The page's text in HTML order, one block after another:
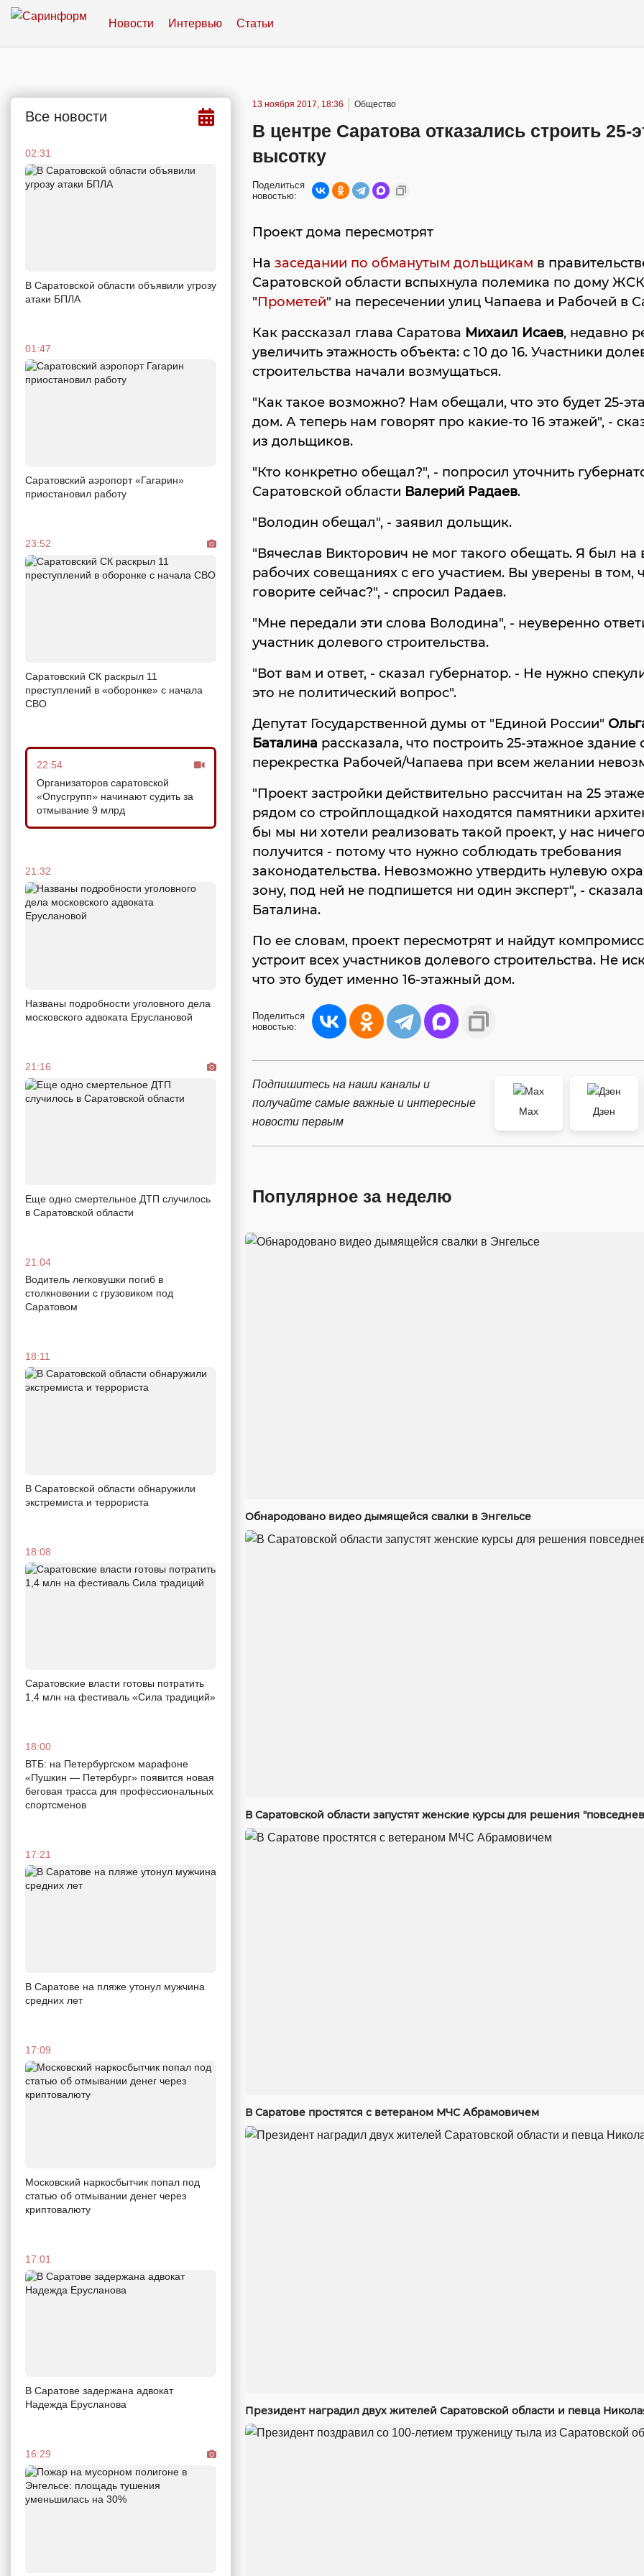
Новости Интервью Статьи
Все новости
02:31
В Саратовской области объявили угрозу
атаки БПЛА
01:47
Саратовский аэропорт «Гагарин»
приостановил работу
23:52
Саратовский СК раскрыл 11
преступлений в «оборонке» с начала
СВО
22:54
Организаторов саратовской
«Опусгрупп» начинают судить за
отмывание 9 млрд
21:32
Названы подробности уголовного дела
московского адвоката Еруслановой
21:16
Еще одно смертельное ДТП случилось
в Саратовской области
21:04
Водитель легковушки погиб в
столкновении с грузовиком под
Саратовом
18:11
В Саратовской области обнаружили
экстремиста и террориста
18:08
Саратовские власти готовы потратить
1,4 млн на фестиваль «Сила традиций»
18:00
ВТБ: на Петербургском марафоне
«Пушкин — Петербург» появится новая
беговая трасса для профессиональных
спортсменов
17:21
В Саратове на пляже утонул мужчина
средних лет
17:09
Московский наркосбытчик попал под
статью об отмывании денег через
криптовалюту
17:01
В Саратове задержана адвокат
Надежда Ерусланова
16:29
13 ноября 2017, 18:36 Общество
В центре Саратова отказались строить 25-
высотку
Поделиться
новостью:
Проект дома пересмотрят
На заседании по обманутым дольщикам в
Саратовской области вспыхнула полемика по дому ЖСК
"Прометей" на пересечении улиц Чапаева и Рабочей в
Как рассказал глава Саратова Михаил Исаев, недавно
увеличить этажность объекта: с 10 до 16. Участники
строительства начали возмущаться.
"Как такое возможно? Нам обещали, что это будет 25-
дом. А теперь нам говорят про какие-то 16 этажей", -
из дольщиков.
"Кто конкретно обещал?", - попросил уточнить
Саратовской области Валерий Радаев.
"Володин обещал", - заявил дольщик.
"Вячеслав Викторович не мог такого обещать. Я был на
рабочих совещаниях с его участием. Вы уверены в том,
говорите сейчас?", - спросил Радаев.
"Мне передали эти слова Володина", - неуверенно
участник долевого строительства.
"Вот вам и ответ, - сказал губернатор. - Не нужно
это не политический вопрос".
Депутат Государственной думы от "Единой России"
Баталина рассказала, что построить 25-этажное здание
перекрестка Рабочей/Чапаева при всем желании
"Проект застройки действительно рассчитан на 25
рядом со стройплощадкой находятся памятники
бы мы ни хотели реализовать такой проект, у нас
получится - потому что нужно соблюдать требования
законодательства. Невозможно утвердить нулевую
зону, под ней не подпишется ни один эксперт", - сказала
Баталина.
По ее словам, проект пересмотрят и найдут
устроит всех участников долевого строительства. Не
что это будет именно 16-этажный дом.
Поделиться
новостью:
Подпишитесь на наши каналы и
получайте самые важные и интересные
новости первым
Max Дзен
Популярное за неделю
Обнародовано видео дымящейся свалки в Энгельсе
В Саратовской области запустят женские курсы для решения
В Саратове простятся с ветераном МЧС Абрамовичем
Президент наградил двух жителей Саратовской области и певца